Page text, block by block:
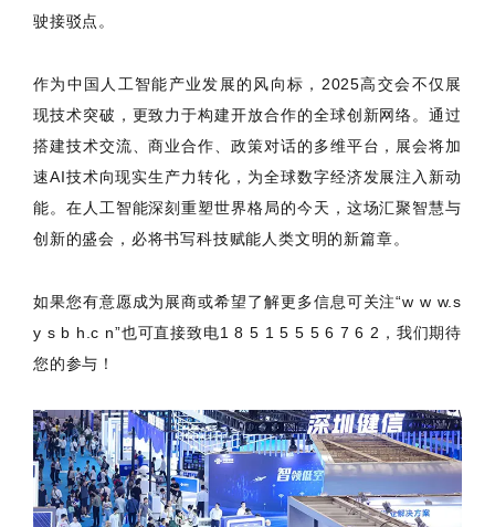
驶接驳点。
作为中国人工智能产业发展的风向标，2025高交会不仅展
现技术突破，更致力于构建开放合作的全球创新网络。通过
搭建技术交流、商业合作、政策对话的多维平台，展会将加
速AI技术向现实生产力转化，为全球数字经济发展注入新动
能。在人工智能深刻重塑世界格局的今天，这场汇聚智慧与
创新的盛会，必将书写科技赋能人类文明的新篇章。
如果您有意愿成为展商或希望了解更多信息可关注“w w w.s
y s b h.c n”也可直接致电1 8 5 1 5 5 5 6 7 6 2，我们期待
您的参与！